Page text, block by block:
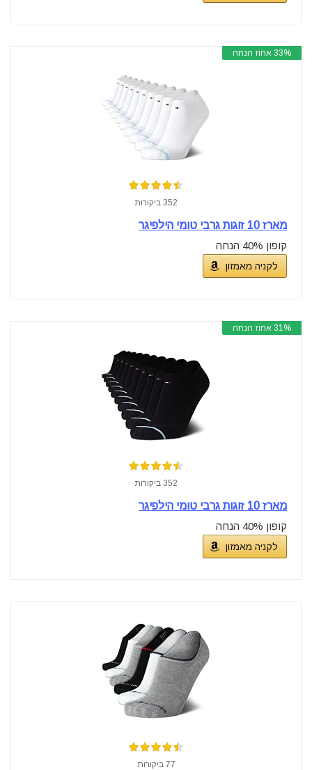
33% אחוז הנחה
352 ביקורות
מארז 10 זוגות גרבי טומי הילפיגר
קופון 40% הנחה
לקניה מאמזון
31% אחוז הנחה
352 ביקורות
מארז 10 זוגות גרבי טומי הילפיגר
קופון 40% הנחה
לקניה מאמזון
77 ביקורות